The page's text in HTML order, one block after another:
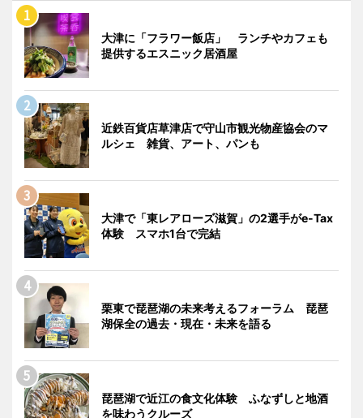
大津に「フラワー飯店」 ランチやカフェも
提供するエスニック居酒屋
近鉄百貨店草津店で守山市観光物産協会のマ
ルシェ 雑貨、アート、パンも
大津で「東レアローズ滋賀」の2選手がe-Tax
体験 スマホ1台で完結
栗東で琵琶湖の未来考えるフォーラム 琵琶
湖保全の過去・現在・未来を語る
琵琶湖で近江の食文化体験 ふなずしと地酒
を味わうクルーズ